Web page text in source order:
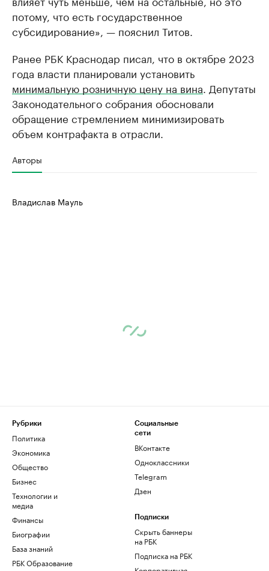
потому, что есть государственное
субсидирование», — пояснил Титов.
Ранее РБК Краснодар писал, что в октябре 2023
года власти планировали установить
минимальную розничную цену на вина. Депутаты
Законодательного собрания обосновали
обращение стремлением минимизировать
объем контрафакта в отрасли.
Авторы
Владислав Мауль
Рубрики
Политика
Экономика
Общество
Бизнес
Технологии и
медиа
Финансы
Биографии
База знаний
РБК Образование
Социальные
сети
ВКонтакте
Одноклассники
Telegram
Дзен
Подписки
Скрыть баннеры
на РБК
Подписка на РБК